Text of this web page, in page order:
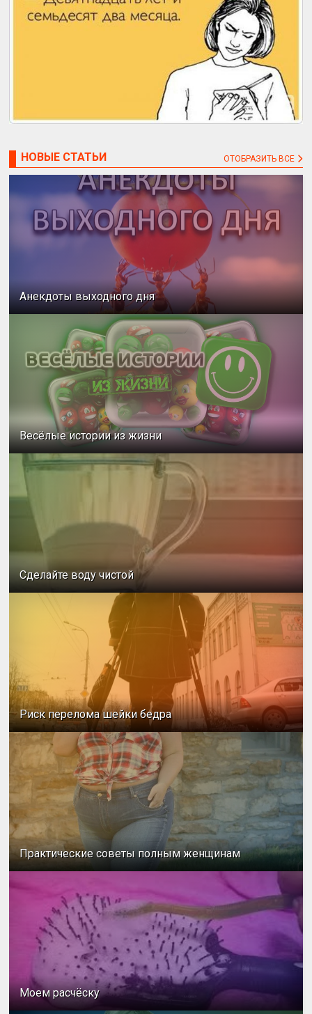
НОВЫЕ СТАТЬИ ОТОБРАЗИТЬ ВСЕ
Анекдоты выходного дня
Весёлые истории из жизни
Сделайте воду чистой
Риск перелома шейки бедра
Практические советы полным женщинам
Моем расчёску